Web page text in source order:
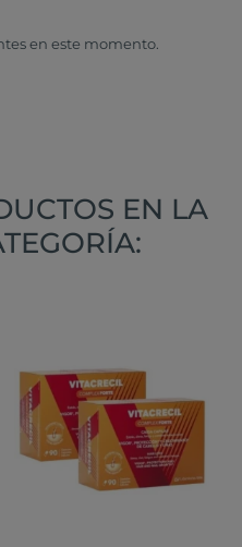
en este momento.
EN LA